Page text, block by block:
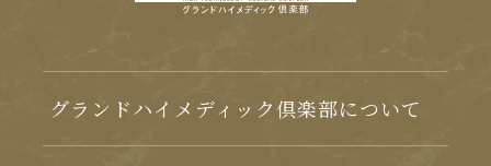
グランドハイメディック倶楽部について